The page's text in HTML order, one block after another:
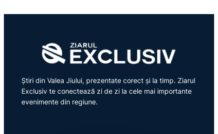
Știri din Valea Jiului, prezentate corect și la timp. Ziarul
Exclusiv te conectează zi de zi la cele mai importante
evenimente din regiune.